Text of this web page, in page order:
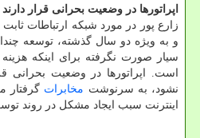
اپراتورها در وضعیت بحرانی قرار دارند
زارع پور در مورد شبکه ارتباطات
و به ویژه دو سال گذشته، توسعه
سیار صورت نگرفته برای اینکه هزینه
است. اپراتورها در وضعیت بحرانی
نشود، به سرنوشت مخابرات گرفتار
اینترنت سبب ایجاد مشکل در روند